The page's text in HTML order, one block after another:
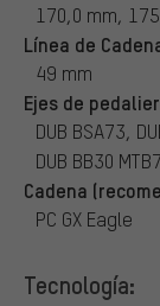
170,0 mm,
Línea de
49 mm
Ejes de
DUB BSA73,
DUB BB30
Cadena
PC GX Eagle
Tecnología: